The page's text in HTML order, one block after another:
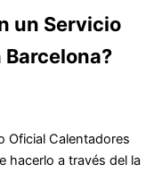
un Servicio
Oficial Calentadores
hacerlo a través del la